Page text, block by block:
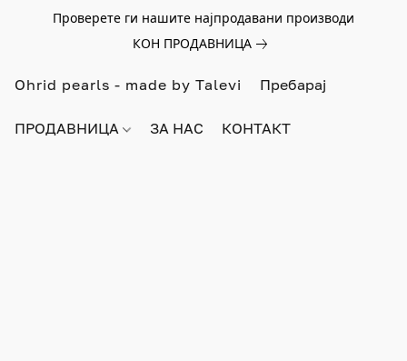
Проверете ги нашите најпродавани производи
КОН ПРОДАВНИЦА
Ohrid pearls - made by Talevi
ПРОДАВНИЦА ЗА НАС КОНТАКТ